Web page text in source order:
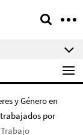
y Género en
por
Trabajo